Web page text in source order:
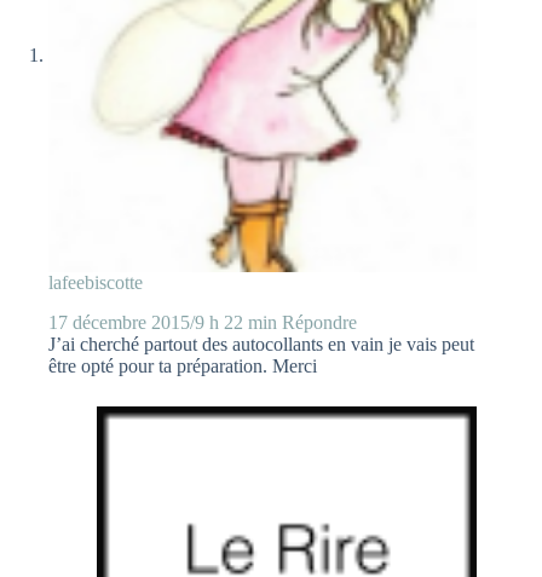
lafeebiscotte
17 décembre 2015/9 h 22 min Répondre
J’ai cherché partout des autocollants en vain je vais peut
être opté pour ta préparation. Merci